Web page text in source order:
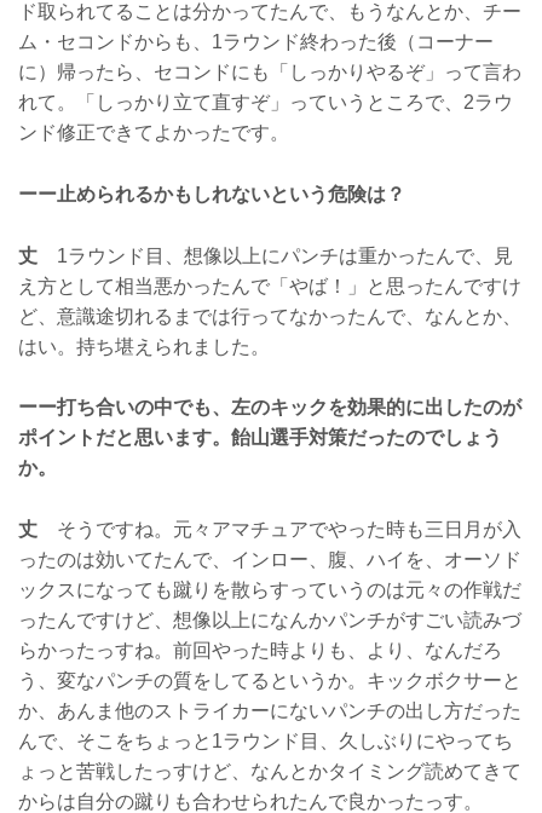
ド取られてることは分かってたんで、もうなんとか、チー
ム・セコンドからも、1ラウンド終わった後（コーナー
に）帰ったら、セコンドにも「しっかりやるぞ」って言わ
れて。「しっかり立て直すぞ」っていうところで、2ラウ
ンド修正できてよかったです。
ーー止められるかもしれないという危険は？
丈 1ラウンド目、想像以上にパンチは重かったんで、見
え方として相当悪かったんで「やば！」と思ったんですけ
ど、意識途切れるまでは行ってなかったんで、なんとか、
はい。持ち堪えられました。
ーー打ち合いの中でも、左のキックを効果的に出したのが
ポイントだと思います。飴山選手対策だったのでしょう
か。
丈 そうですね。元々アマチュアでやった時も三日月が入
ったのは効いてたんで、インロー、腹、ハイを、オーソド
ックスになっても蹴りを散らすっていうのは元々の作戦だ
ったんですけど、想像以上になんかパンチがすごい読みづ
らかったっすね。前回やった時よりも、より、なんだろ
う、変なパンチの質をしてるというか。キックボクサーと
か、あんま他のストライカーにないパンチの出し方だった
んで、そこをちょっと1ラウンド目、久しぶりにやってち
ょっと苦戦したっすけど、なんとかタイミング読めてきて
からは自分の蹴りも合わせられたんで良かったっす。